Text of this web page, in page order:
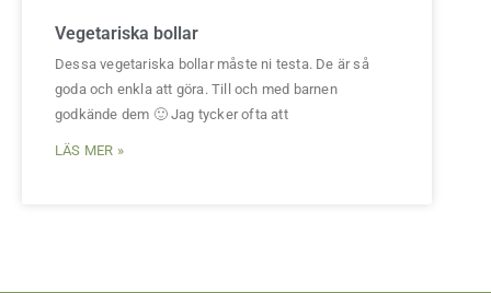
Vegetariska bollar
Dessa vegetariska bollar måste ni testa. De är så
goda och enkla att göra. Till och med barnen
godkände dem 🙂 Jag tycker ofta att
LÄS MER »